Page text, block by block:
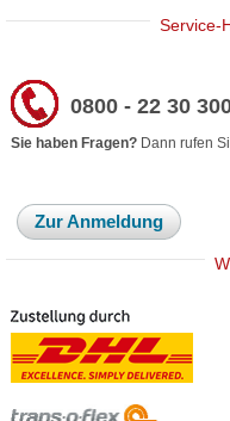
Service-
0800 - 22 30
Sie haben Fragen? Dann rufen
Zur Anmeldung